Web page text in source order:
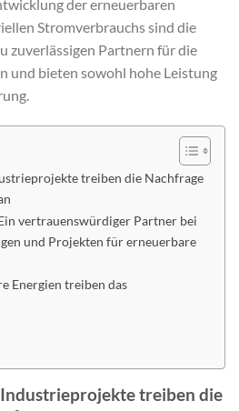
der erneuerbaren
Stromverbrauchs sind die
zuverlässigen Partnern für die
und bieten sowohl hohe Leistung
treiben die Nachfrage
vertrauenswürdiger Partner bei
und Projekten für erneuerbare
Energien treiben das
treiben die